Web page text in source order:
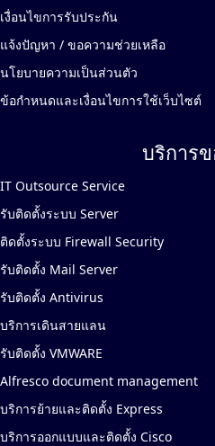
เงื่อนไขการรับประกัน
แจ้งปัญหา / ขอความช่วยเหลือ
นโยบายความเป็นส่วนตัว
ข้อกำหนดและเงื่อนไขการใช้เว็บไซต์
บริการข
IT Outsource Service
รับติดตั้งระบบ Server
ติดตั้งระบบ Firewall Security
รับติดตั้ง Mail Server
รับติดตั้ง Antivirus
บริการเดินสายแลน
รับติดตั้ง VMWARE
Alfresco document management
บริการย้ายและติดตั้ง Express
บริการออกแบบและติดตั้ง Cisco